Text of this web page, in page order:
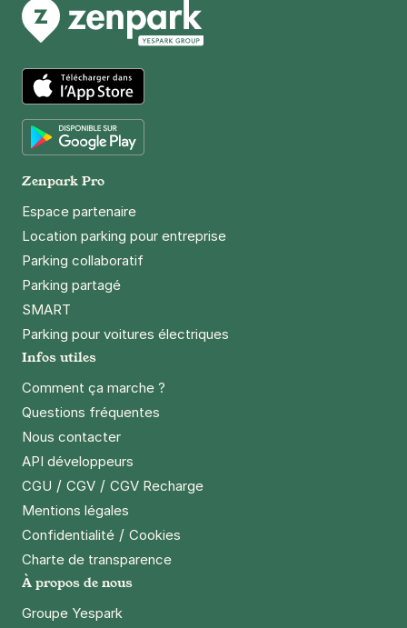
Paris - Mairie du 15e – Lecourbe -
SAEMES
5,08 €/heure,45,68 €/jour,
(tarifs dégressifs)
Paris - Parc André-Citroën - Javel
16 rue des Cévennes
3,50 € /heure,32 €/jour,88 €/semaine
Réserver
+ Abonnements disponibles
App Store
Zenpark Pro
Espace partenaire
Location parking pour entreprise
Parking collaboratif
Parking partagé
SMART
Parking pour voitures électriques
Infos utiles
Comment ça marche ?
Questions fréquentes
Nous contacter
API développeurs
CGU / CGV / CGV Recharge
Mentions légales
Confidentialité / Cookies
Charte de transparence
À propos de nous
Groupe Yespark